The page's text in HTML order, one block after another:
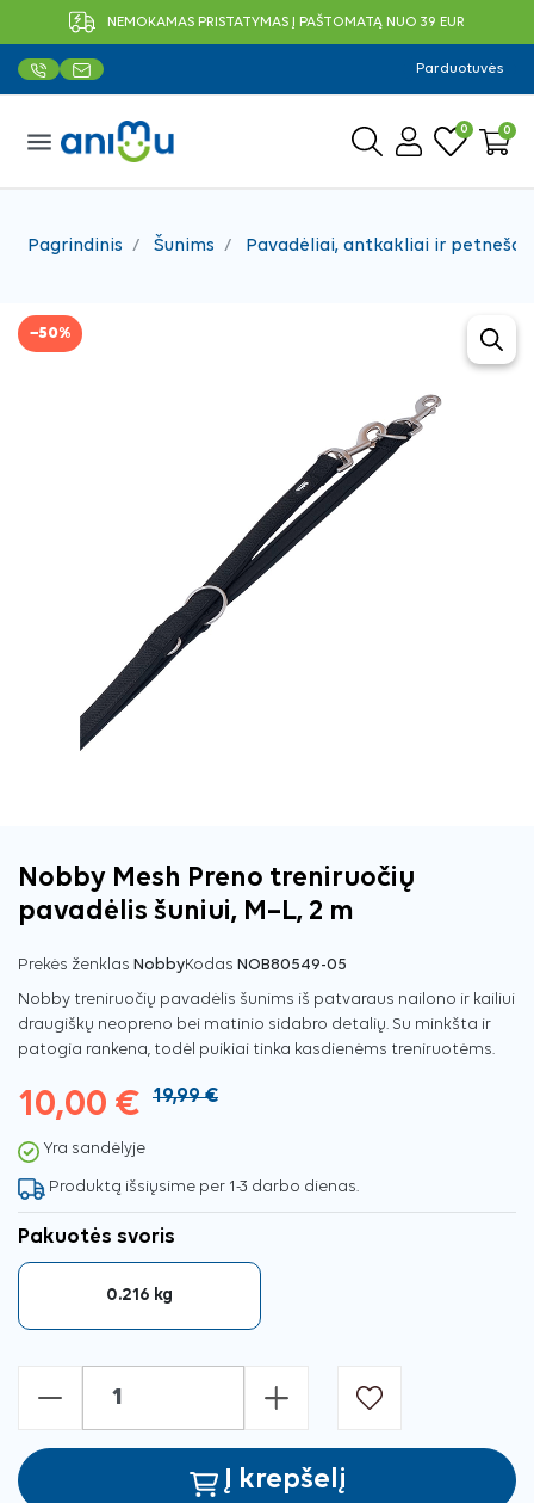
NEMOKAMAS PRISTATYMAS Į PAŠTOMATĄ NUO 39 EUR
Parduotuvės
menu 0 0
Pagrindinis Šunims Pavadėliai, antkakliai ir petnešos
−50%
Nobby Mesh Preno treniruočių
pavadėlis šuniui, M–L, 2 m
Prekės ženklas NobbyKodas NOB80549-05
Nobby treniruočių pavadėlis šunims iš patvaraus nailono ir kailiui
draugiškų neopreno bei matinio sidabro detalių. Su minkšta ir
patogia rankena, todėl puikiai tinka kasdienėms treniruotėms.
10,00 € 19,99 €
Yra sandėlyje
Produktą išsiųsime per 1-3 darbo dienas.
Pakuotės svoris
0.216 kg
- +
Į krepšelį